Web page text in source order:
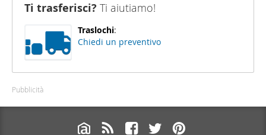
Ti trasferisci? Ti aiutiamo!
Traslochi:
Chiedi un preventivo
Pubblicità